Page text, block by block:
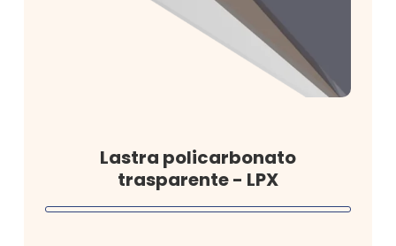
Lastra policarbonato
trasparente - LPX